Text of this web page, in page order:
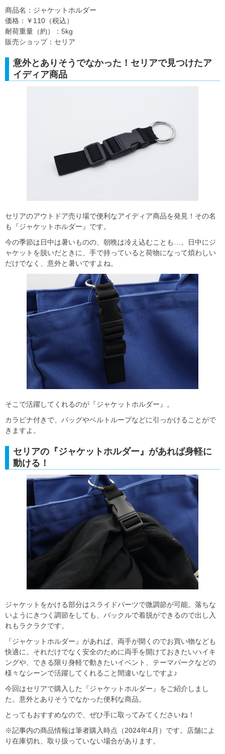
商品名：ジャケットホルダー
価格：￥110（税込）
耐荷重量（約）：5kg
販売ショップ：セリア
意外とありそうでなかった！セリアで見つけたア
イディア商品
セリアのアウトドア売り場で便利なアイディア商品を発見！その名
も『ジャケットホルダー』です。
今の季節は日中は暑いものの、朝晩は冷え込むことも…。日中にジ
ャケットを脱いだときに、手で持っていると荷物になって煩わしい
だけでなく、意外と暑いですよね。
そこで活躍してくれるのが『ジャケットホルダー』。
カラビナ付きで、バッグやベルトループなどに引っかけることがで
きますよ。
セリアの『ジャケットホルダー』があれば身軽に
動ける！
ジャケットをかける部分はスライドパーツで微調節が可能。落ちな
いようにきつく調節をしても、バックルで着脱ができるので出し入
れもラクラクです。
『ジャケットホルダー』があれば、両手が開くのでお買い物なども
快適に。それだけでなく安全のために両手を開けておきたいハイキ
ングや、できる限り身軽で動きたいイベント、テーマパークなどの
様々なシーンで活躍してくれること間違いなしですよ♪
今回はセリアで購入した『ジャケットホルダー』をご紹介しまし
た。意外とありそうでなかった便利な商品。
とってもおすすめなので、ぜひ手に取ってみてくださいね！
※記事内の商品情報は筆者購入時点（2024年4月）です。店舗によ
り在庫切れ、取り扱っていない場合があります。